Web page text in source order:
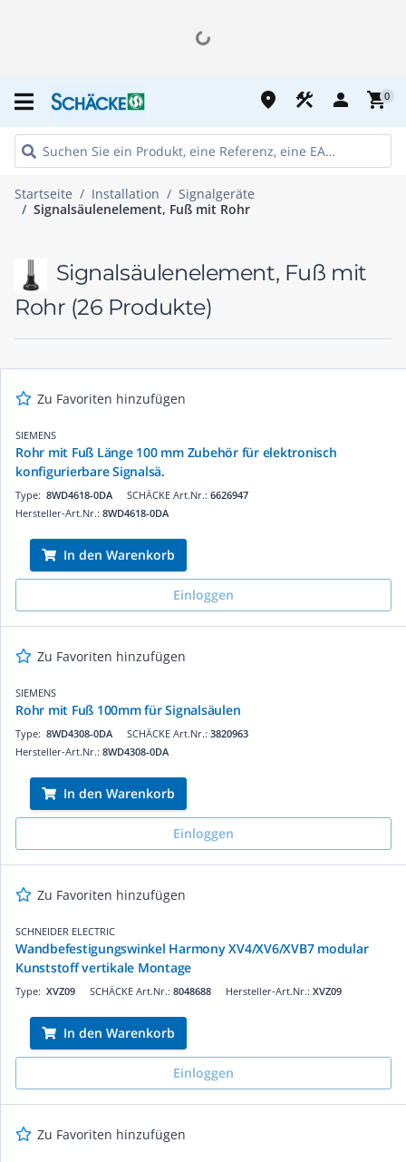
place construction person shopping_cart0
Startseite Installation
Signalgeräte
Signalsäulenelement, Fuß mit Rohr
Signalsäulenelement, Fuß mit
Rohr (26 Produkte)
Zu Favoriten hinzufügen
SIEMENS
Rohr mit Fuß Länge 100 mm Zubehör für elektronisch
konfigurierbare Signalsä.
SCHÄCKE Art.Nr.: 6626947
Type: 8WD4618-0DA
Hersteller-Art.Nr.: 8WD4618-0DA
In den Warenkorb
Einloggen
Zu Favoriten hinzufügen
SIEMENS
Rohr mit Fuß 100mm für Signalsäulen
SCHÄCKE Art.Nr.: 3820963
Type: 8WD4308-0DA
Hersteller-Art.Nr.: 8WD4308-0DA
In den Warenkorb
Einloggen
Zu Favoriten hinzufügen
SCHNEIDER ELECTRIC
Wandbefestigungswinkel Harmony XV4/XV6/XVB7 modular
Kunststoff vertikale Montage
SCHÄCKE Art.Nr.: 8048688
Type: XVZ09 Hersteller-Art.Nr.: XVZ09
In den Warenkorb
Einloggen
Zu Favoriten hinzufügen